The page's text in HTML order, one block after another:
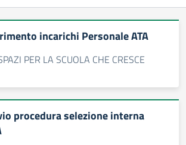
incarichi Personale ATA
PER LA SCUOLA CHE CRESCE
procedura selezione interna